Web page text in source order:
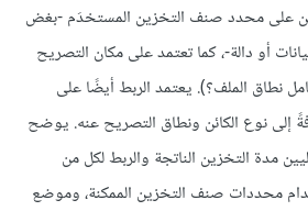
على محدد صنف التخزين المستخدَم -بغض
أو دالة-، كما تعتمد على مكان التصريح
نطاق الملف؟). يعتمد الربط أيضًا على
إلى نوع الكائن ونطاق التصريح عنه. يوضح
1 والجدول 2 التاليين مدة التخزين الناتجة والربط لكل من
محددات صنف التخزين الممكنة، وموضع